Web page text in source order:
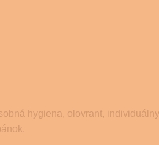
hygiena, olovrant, individuálny